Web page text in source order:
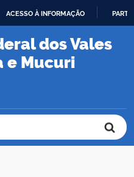
ACESSO À INFORMAÇÃO
dos Vales
e Mucuri